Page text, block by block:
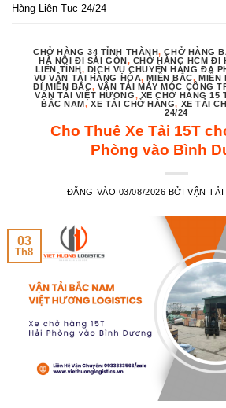
Hàng Liên Tục 24/24
CHỞ HÀNG 34 TỈNH THÀNH,CHỞ HÀNG
HÀ NỘI ĐI SÀI GÒN, CHỞ HÀNG HCM ĐI
LIÊN TỈNH, DỊCH VỤ CHUYỂN HÀNG ĐA
VỤ VẬN TẢI HÀNG HÓA,MIỀN BẮC,MIỀN
ĐI MIỀN BẮC, VẬN TẢI MÁY MÓC CÔNG
VẬN TẢI VIỆT HƯƠNG, XE CHỞ HÀNG 15
BẮC NAM,XE TẢI CHỞ HÀNG, XE TẢI
24/24
Cho Thuê Xe Tải 15T
Phòng vào Bình
ĐĂNG VÀO 03/08/2026 BỞIVẬN
03
Th8